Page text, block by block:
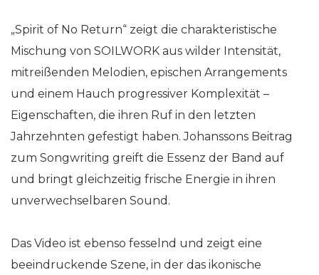
„Spirit of No Return“ zeigt die charakteristische
Mischung von SOILWORK aus wilder Intensität,
mitreißenden Melodien, epischen Arrangements
und einem Hauch progressiver Komplexität –
Eigenschaften, die ihren Ruf in den letzten
Jahrzehnten gefestigt haben. Johanssons Beitrag
zum Songwriting greift die Essenz der Band auf
und bringt gleichzeitig frische Energie in ihren
unverwechselbaren Sound.
Das Video ist ebenso fesselnd und zeigt eine
beeindruckende Szene, in der das ikonische